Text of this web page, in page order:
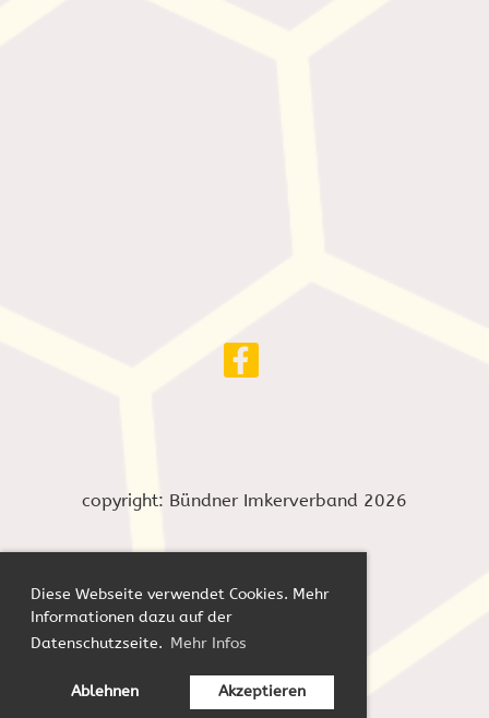
Diese Webseite verwendet Cookies. Mehr
Informationen dazu auf der
Datenschutzseite. Mehr Infos
Ablehnen Akzeptieren
copyright: Bündner Imkerverband 2026
Impressum